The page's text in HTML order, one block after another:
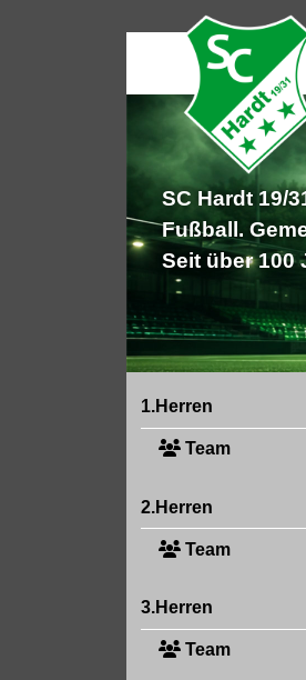
SC Hardt 19/
Fußball.
Seit über 100
1.Herren
Team
2.Herren
Team
3.Herren
Team